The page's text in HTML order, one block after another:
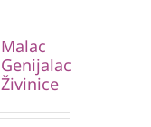
Malac
Genijalac
Živinice